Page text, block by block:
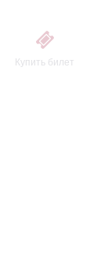
Купить билет